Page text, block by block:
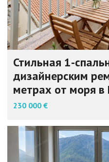
Стильная 1-
дизайнерским
метрах от моря в
230 000 €